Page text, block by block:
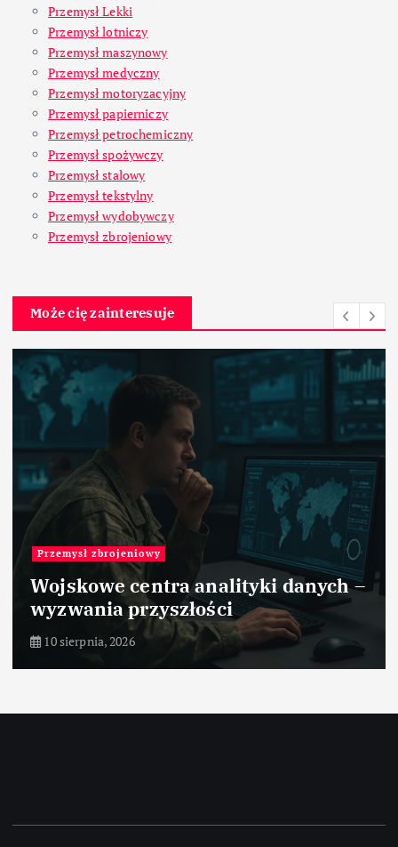
Przemysł Lekki
Przemysł lotniczy
Przemysł maszynowy
Przemysł medyczny
Przemysł motoryzacyjny
Przemysł papierniczy
Przemysł petrochemiczny
Przemysł spożywczy
Przemysł stalowy
Przemysł tekstylny
Przemysł wydobywczy
Przemysł zbrojeniowy
Może cię zainteresuje
Przemysł medyczny
Nowoczesne łóżka szpitalne –
funkcjonalność i innowacje
10 sierpnia, 2026